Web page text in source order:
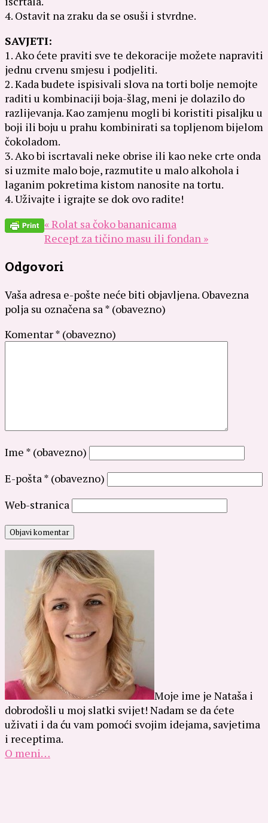
4. Ostavit na zraku da se osuši i stvrdne.
SAVJETI:
1. Ako ćete praviti sve te dekoracije možete napraviti
jednu crvenu smjesu i podjeliti.
2. Kada budete ispisivali slova na torti bolje nemojte
raditi u kombinaciji boja-šlag, meni je dolazilo do
razlijevanja. Kao zamjenu mogli bi koristiti pisaljku u
boji ili boju u prahu kombinirati sa topljenom bijelom
čokoladom.
3. Ako bi iscrtavali neke obrise ili kao neke crte onda
si uzmite malo boje, razmutite u malo alkohola i
laganim pokretima kistom nanosite na tortu.
4. Uživajte i igrajte se dok ovo radite!
« Rolat sa čoko bananicama
Recept za tičino masu ili fondan »
Odgovori
Vaša adresa e-pošte neće biti objavljena. Obavezna
polja su označena sa* (obavezno)
Komentar* (obavezno)
Ime * (obavezno)
E-pošta* (obavezno)
Web-stranica
Moje ime je Nataša i
dobrodošli u moj slatki svijet! Nadam se da ćete
uživati i da ću vam pomoći svojim idejama, savjetima
i receptima.
O meni…